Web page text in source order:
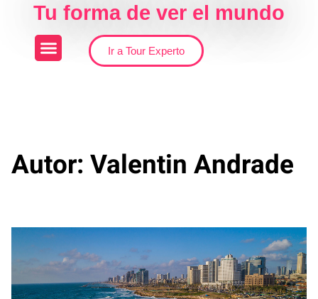
Tu forma de ver el mundo
Ir a Tour Experto
Autor: Valentin Andrade